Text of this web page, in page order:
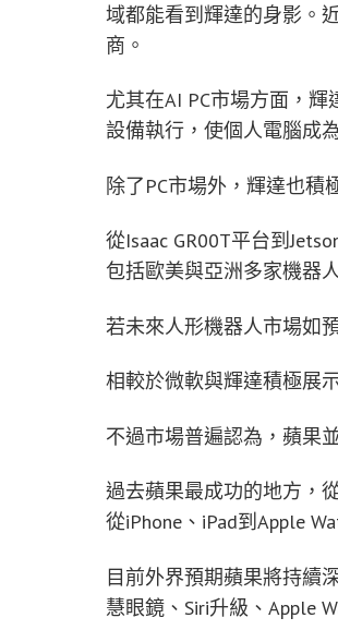
域都能看到輝達的身影。
商。
尤其在AI PC市場方面，
設備執行，使個人電腦成
除了PC市場外，輝達也
從Isaac GR00T平台到
包括歐美與亞洲多家機器
若未來人形機器人市場如
相較於微軟與輝達積極展
不過市場普遍認為，蘋果
過去蘋果最成功的地方，
從iPhone、iPad到Apple
目前外界預期蘋果將持續
慧眼鏡、Siri升級、Apple